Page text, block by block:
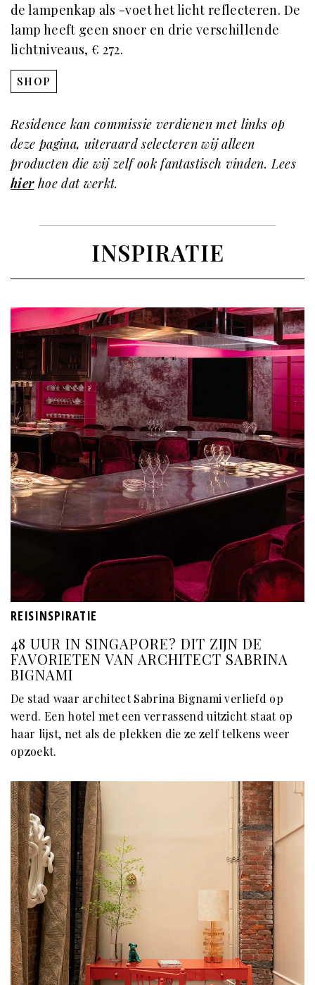
de lampenkap als -voet het licht reflecteren. De
lamp heeft geen snoer en drie verschillende
lichtniveaus, € 272.
SHOP
Residence kan commissie verdienen met links op
deze pagina, uiteraard selecteren wij alleen
producten die wij zelf ook fantastisch vinden. Lees
hierhoe dat werkt.
INSPIRATIE
REISINSPIRATIE
48 UUR IN SINGAPORE? DIT ZIJN DE
FAVORIETEN VAN ARCHITECT SABRINA
BIGNAMI
De stad waar architect Sabrina Bignami verliefd op
werd. Een hotel met een verrassend uitzicht staat op
haar lijst, net als de plekken die ze zelf telkens weer
opzoekt.